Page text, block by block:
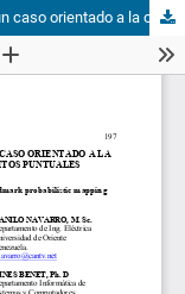
Modelado estocástico de un sonar rotativo: un caso orientado a la construcción probabilística de mapas de hitos puntuales